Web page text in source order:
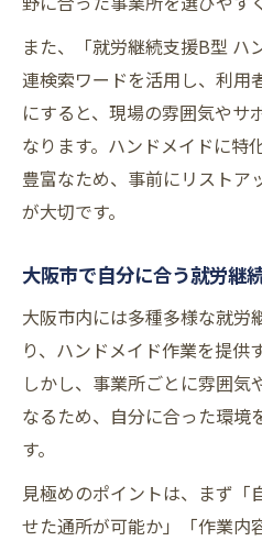
また、「就労継続支援B型 ハ
連検索ワードを活用し、利用
にすると、現場の雰囲気やサ
なります。ハンドメイドに特
豊富なため、事前にリストア
が大切です。
大阪市で自分に合う就労継
大阪市内には多種多様な就労
り、ハンドメイド作業を提供
しかし、事業所ごとに雰囲気
なるため、自分に合った環境
す。
見極めのポイントは、まず「
せた通所が可能か」「作業内